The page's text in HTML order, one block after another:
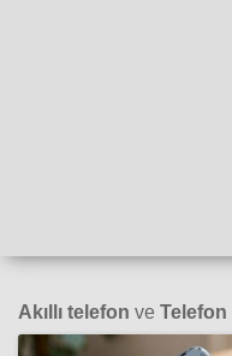
Akıllı telefon ve Telefon